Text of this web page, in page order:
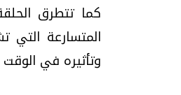
كما تتطرق
المتسارعة التي
وتأثيره في الوقت